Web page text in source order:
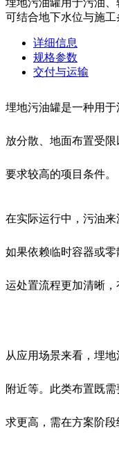
埋地污油罐用于污油
可结合地下水位与施工
详细信息
规格参数
交付与运输
埋地污油罐是一种用
放分散、地面布置受
要求较高的项目条件。
在实际运行中，污油
如果依赖临时容器或
运处置流程更加清晰，
从应用场景来看，埋
附近等。此类布置既
求更高，需在方案阶段